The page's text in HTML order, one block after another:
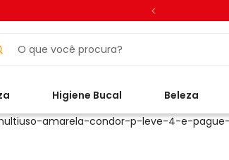
Higiene Bucal Beleza
amarela-condor-p-leve-4-e-